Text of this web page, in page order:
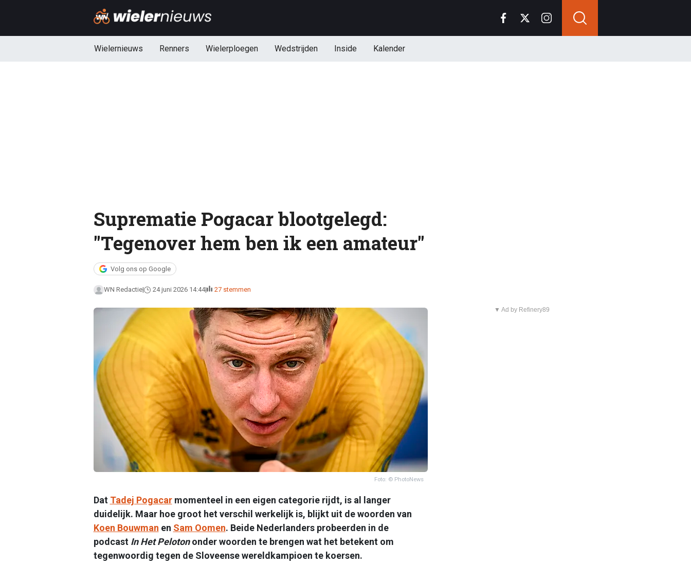
Wielernieuws Renners Wielerploegen Wedstrijden Inside Kalender
Suprematie Pogacar blootgelegd:
"Tegenover hem ben ik een amateur"
Volg ons op Google
WN Redactie 24 juni 2026 14:44 27 stemmen
Foto: © PhotoNews
Dat Tadej Pogacarmomenteel in een eigen categorie rijdt, is al langer
duidelijk. Maar hoe groot het verschil werkelijk is, blijkt uit de woorden van
Koen Bouwman en Sam Oomen. Beide Nederlanders probeerden in de
podcast In Het Pelotononder woorden te brengen wat het betekent om
tegenwoordig tegen de Sloveense wereldkampioen te koersen.
▼ Ad by Refinery89